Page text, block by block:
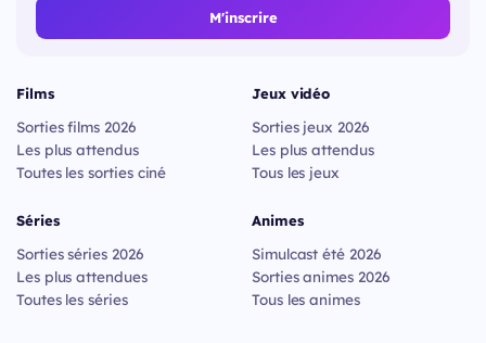
M'inscrire
Films
Sorties films 2026
Les plus attendus
Toutes les sorties ciné
Séries
Sorties séries 2026
Les plus attendues
Toutes les séries
Jeux vidéo
Sorties jeux 2026
Les plus attendus
Tous les jeux
Animes
Simulcast été 2026
Sorties animes 2026
Tous les animes